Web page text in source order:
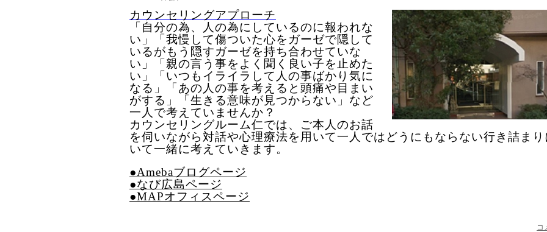
カウンセリングアプローチ
「自分の為、人の為にしているのに報われな
い」「我慢して傷ついた心をガーゼで隠して
いるがもう隠すガーゼを持ち合わせていな
い」「親の言う事をよく聞く良い子を止めた
い」「いつもイライラして人の事ばかり気に
なる」「あの人の事を考えると頭痛や目まい
がする」「生きる意味が見つからない」など
一人で考えていませんか？
カウンセリングルーム仁では、ご本人のお話
を伺いながら対話や心理療法を用いて一人ではどうにもならない行き詰ま
いて一緒に考えていきます。
●Amebaブログページ
●なび広島ページ
●MAPオフィスページ
コ